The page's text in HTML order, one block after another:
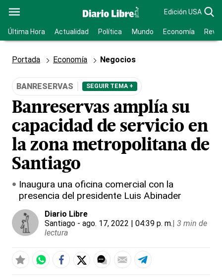
Edición USA
Última Hora Actualidad Política Mundo Economía
Portada Economía Negocios
BANRESERVAS SEGUIR TEMA +
Banreservas amplía su
capacidad de servicio en
la zona metropolitana de
Santiago
Inaugura una oficina comercial con la
presencia del presidente Luis Abinader
Diario Libre
Santiago - ago. 17, 2022 | 04:39 p. m.| 3 min de
lectura